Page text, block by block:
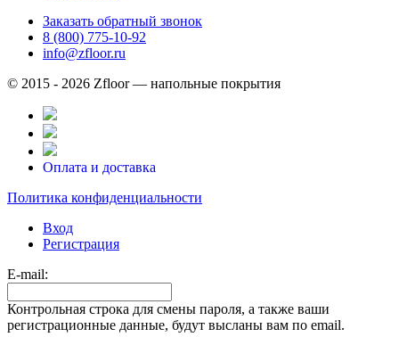
Заказать обратный звонок
8 (800) 775-10-92
info@zfloor.ru
© 2015 - 2026 Zfloor — напольные покрытия
Оплата и доставка
Политика конфиденциальности
Вход
Регистрация
E-mail:
Контрольная строка для смены пароля, а также ваши
регистрационные данные, будут высланы вам по email.